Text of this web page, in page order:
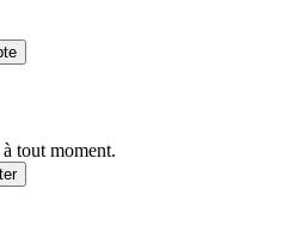
tout moment.